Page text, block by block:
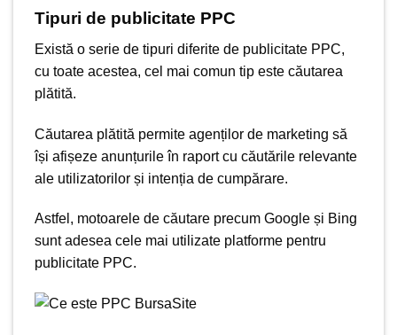
Tipuri de publicitate PPC
Există o serie de tipuri diferite de publicitate PPC,
cu toate acestea, cel mai comun tip este căutarea
plătită.
Căutarea plătită permite agenților de marketing să
își afișeze anunțurile în raport cu căutările relevante
ale utilizatorilor și intenția de cumpărare.
Astfel, motoarele de căutare precum Google și Bing
sunt adesea cele mai utilizate platforme pentru
publicitate PPC.